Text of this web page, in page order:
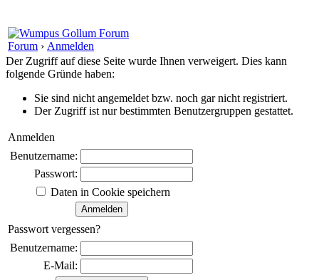
Forum › Anmelden
Der Zugriff auf diese Seite wurde Ihnen verweigert. Dies kann
folgende Gründe haben:
Sie sind nicht angemeldet bzw. noch gar nicht registriert.
Der Zugriff ist nur bestimmten Benutzergruppen gestattet.
Anmelden
Benutzername:
Passwort:
Daten in Cookie speichern
Passwort vergessen?
Benutzername:
E-Mail: